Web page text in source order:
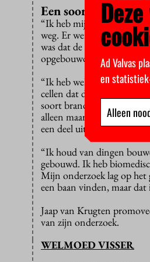
Een soort
“Ik heb mijn wormpjes
weg. Er werd, zoals
was dat de weg in de cilia
opgebouwd.”
“Ik heb wel een idee hoe
cellen dat de
soort brandalarm. Als het
alleen maar vervelend. Dit
een deel uiteenvalt, maar
“Ik houd van dingen
gebouwd. Ik heb
Mijn onderzoek lag op het
een baan vinden, maar
Jaap van Krugten
van zijn onderzoek.
WELMOED VISSER
Ad Valvas
en
Alleen